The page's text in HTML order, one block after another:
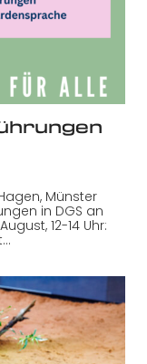
Münster
in DGS an
12-14 Uhr: